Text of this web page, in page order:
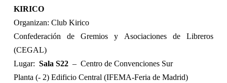
KIRICO
Organizan: Club Kirico
Confederación de Gremios y Asociaciones de Libreros
(CEGAL)
Lugar: Sala S22 – Centro de Convenciones Sur
Planta (- 2) Edificio Central (IFEMA-Feria de Madrid)